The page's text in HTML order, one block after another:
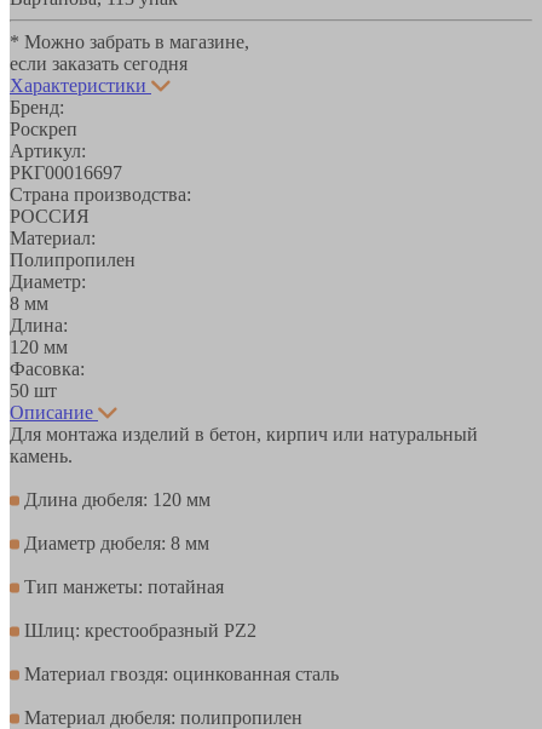
* Можно забрать в магазине,
если заказать сегодня
Характеристики
Бренд:
Роскреп
Артикул:
РКГ00016697
Страна производства:
РОССИЯ
Материал:
Полипропилен
Диаметр:
8 мм
Длина:
120 мм
Фасовка:
50 шт
Описание
Для монтажа изделий в бетон, кирпич или натуральный
камень.
Длина дюбеля: 120 мм
Диаметр дюбеля: 8 мм
Тип манжеты: потайная
Шлиц: крестообразный PZ2
Материал гвоздя: оцинкованная сталь
Материал дюбеля: полипропилен